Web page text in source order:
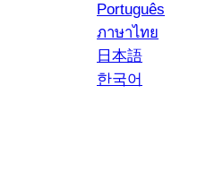
Português
ภาษาไทย
日本語
한국어